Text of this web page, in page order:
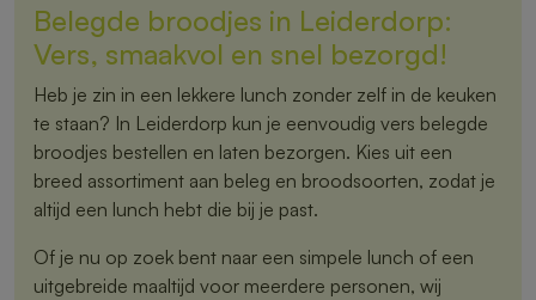
Belegde broodjes in Leiderdorp:
Vers, smaakvol en snel bezorgd!
Heb je zin in een lekkere lunch zonder zelf in de keuken
te staan? In Leiderdorp kun je eenvoudig vers belegde
broodjes bestellen en laten bezorgen. Kies uit een
breed assortiment aan beleg en broodsoorten, zodat je
altijd een lunch hebt die bij je past.
Of je nu op zoek bent naar een simpele lunch of een
uitgebreide maaltijd voor meerdere personen, wij